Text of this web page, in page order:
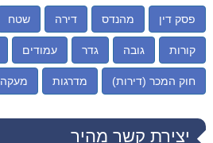
פסק דין מהנדס דירה שטח
קורות גובה גדר עמודים
חוק המכר (דירות) מדרגות מעקה
יצירת קשר מהיר